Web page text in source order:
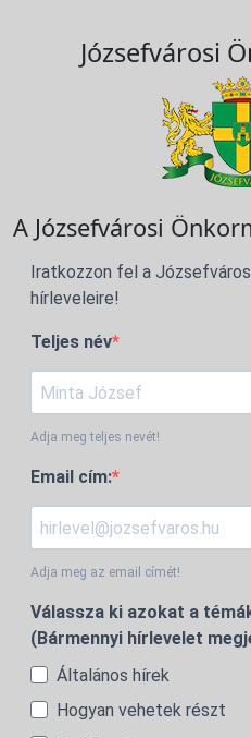
Józsefvárosi
A Józsefvárosi
Iratkozzon fel a
hírleveleire!
Teljes név
Adja meg teljes nevét!
Email cím:
Adja meg az email címét!
Válassza ki azokat a
(Bármennyi hírlevelet
Általános hírek
Hogyan vehetek részt